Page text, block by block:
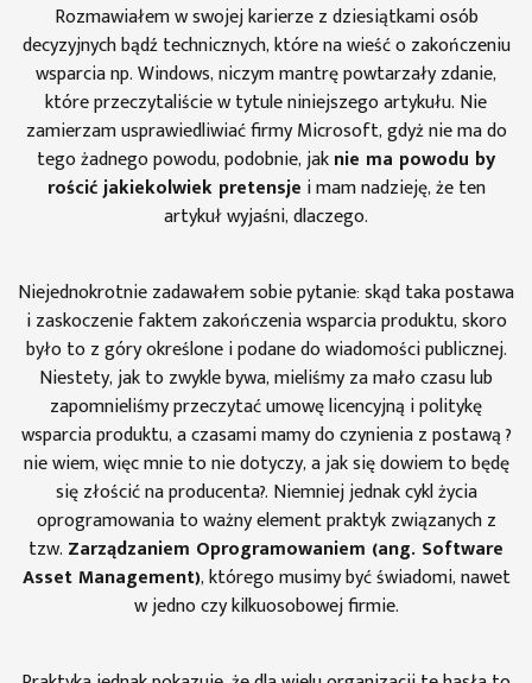
Rozmawiałem w swojej karierze z dziesiątkami osób
decyzyjnych bądź technicznych, które na wieść o zakończeniu
wsparcia np. Windows, niczym mantrę powtarzały zdanie,
które przeczytaliście w tytule niniejszego artykułu. Nie
zamierzam usprawiedliwiać firmy Microsoft, gdyż nie ma do
tego żadnego powodu, podobnie, jaknie ma powodu by
rościć jakiekolwiek pretensje i mam nadzieję, że ten
artykuł wyjaśni, dlaczego.
Niejednokrotnie zadawałem sobie pytanie: skąd taka postawa
i zaskoczenie faktem zakończenia wsparcia produktu, skoro
było to z góry określone i podane do wiadomości publicznej.
Niestety, jak to zwykle bywa, mieliśmy za mało czasu lub
zapomnieliśmy przeczytać umowę licencyjną i politykę
wsparcia produktu, a czasami mamy do czynienia z postawą ?
nie wiem, więc mnie to nie dotyczy, a jak się dowiem to będę
się złościć na producenta?. Niemniej jednak cykl życia
oprogramowania to ważny element praktyk związanych z
tzw. Zarządzaniem Oprogramowaniem (ang. Software
Asset Management), którego musimy być świadomi, nawet
w jedno czy kilkuosobowej firmie.